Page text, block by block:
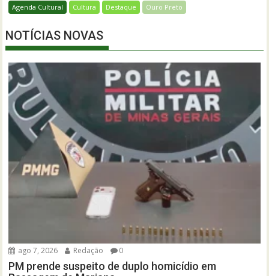
Agenda Cultural Cultura Destaque Ouro Preto
NOTÍCIAS NOVAS
ago 7, 2026 Redação 0
PM prende suspeito de duplo homicídio em